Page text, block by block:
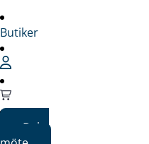
Butiker
Boka